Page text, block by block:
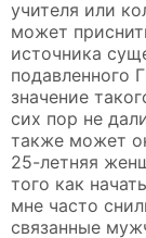
учителя или
может
источника
подавленного
значение
сих пор не
также может
25-летняя
того как
мне часто
связанные